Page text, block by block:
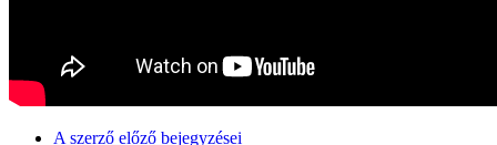
A szerző előző bejegyzései